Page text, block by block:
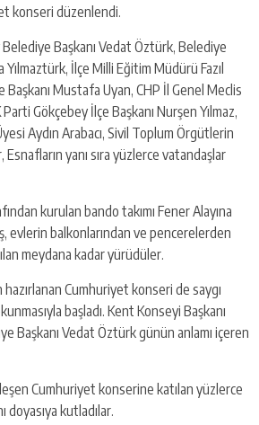
konseri düzenlendi.
Başkanı Vedat Öztürk, Belediye
Yılmaztürk, İlçe Milli Eğitim Müdürü Fazıl
Başkanı Mustafa Uyan, CHP İl Genel Meclis
Gökçebey İlçe Başkanı Nurşen Yılmaz,
Aydın Arabacı, Sivil Toplum Örgütlerin
yanı sıra yüzlerce vatandaşlar
kurulan bando takımı Fener Alayına
evlerin balkonlarından ve pencerelerden
meydana kadar yürüdüler.
Cumhuriyet konseri de saygı
başladı. Kent Konseyi Başkanı
Başkanı Vedat Öztürk günün anlamı içeren
Cumhuriyet konserine katılan yüzlerce
doyasıya kutladılar.